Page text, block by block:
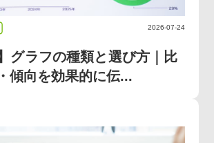
2026-07-24
グラフの種類と選び方｜比
傾向を効果的に伝...